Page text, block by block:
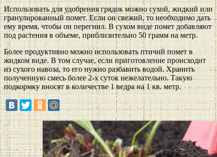
Использовать для удобрения грядок можно сухой, жидкий или
гранулированный помет. Если он свежий, то необходимо дать
ему время, чтобы он перегнил. В сухом виде помет добавляют
под растения в объеме, приблизительно 50 грамм на метр.
Более продуктивно можно использовать птичий помет в
жидком виде. В том случае, если приготовление происходит
из сухого навоза, то его нужно разбавить водой. Хранить
полученную смесь более 2-х суток нежелательно. Такую
подкормку вносят в количестве 1 ведра на 1 кв. метр.